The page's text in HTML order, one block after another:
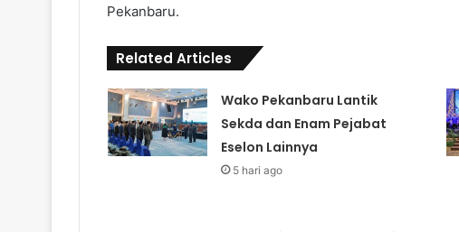
Pekanbaru.
Related Articles
Wako Pekanbaru Lantik
Sekda dan Enam Pejabat
Eselon Lainnya
5 hari ago